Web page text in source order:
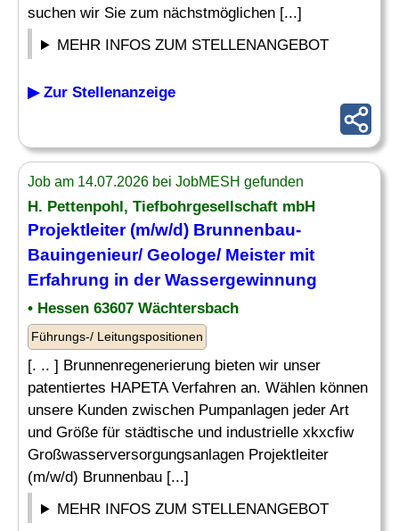
suchen wir Sie zum nächstmöglichen [...]
MEHR INFOS ZUM STELLENANGEBOT
▶ Zur Stellenanzeige
Job am 14.07.2026 bei JobMESH gefunden
H. Pettenpohl, Tiefbohrgesellschaft mbH
Projektleiter (m/w/d) Brunnenbau-
Bauingenieur/ Geologe/ Meister mit
Erfahrung in der Wassergewinnung
• Hessen 63607 Wächtersbach
Führungs-/ Leitungspositionen
[. .. ] Brunnenregenerierung bieten wir unser
patentiertes HAPETA Verfahren an. Wählen können
unsere Kunden zwischen Pumpanlagen jeder Art
und Größe für städtische und industrielle xkxcfiw
Großwasserversorgungsanlagen Projektleiter
(m/w/d) Brunnenbau [...]
MEHR INFOS ZUM STELLENANGEBOT